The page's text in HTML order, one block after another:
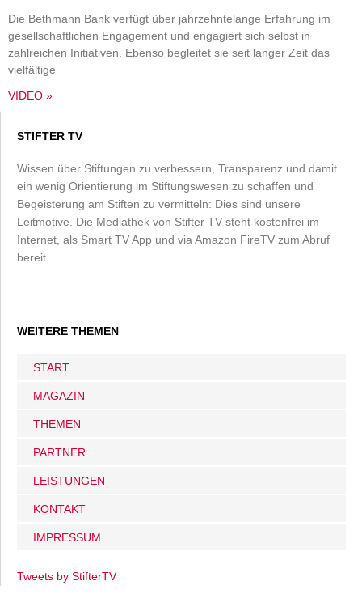
Die Bethmann Bank verfügt über jahrzehntelange Erfahrung im
gesellschaftlichen Engagement und engagiert sich selbst in
zahlreichen Initiativen. Ebenso begleitet sie seit langer Zeit das
vielfältige
VIDEO »
STIFTER TV
Wissen über Stiftungen zu verbessern, Transparenz und damit
ein wenig Orientierung im Stiftungswesen zu schaffen und
Begeisterung am Stiften zu vermitteln: Dies sind unsere
Leitmotive. Die Mediathek von Stifter TV steht kostenfrei im
Internet, als Smart TV App und via Amazon FireTV zum Abruf
bereit.
WEITERE THEMEN
START
MAGAZIN
THEMEN
PARTNER
LEISTUNGEN
KONTAKT
IMPRESSUM
Tweets by StifterTV